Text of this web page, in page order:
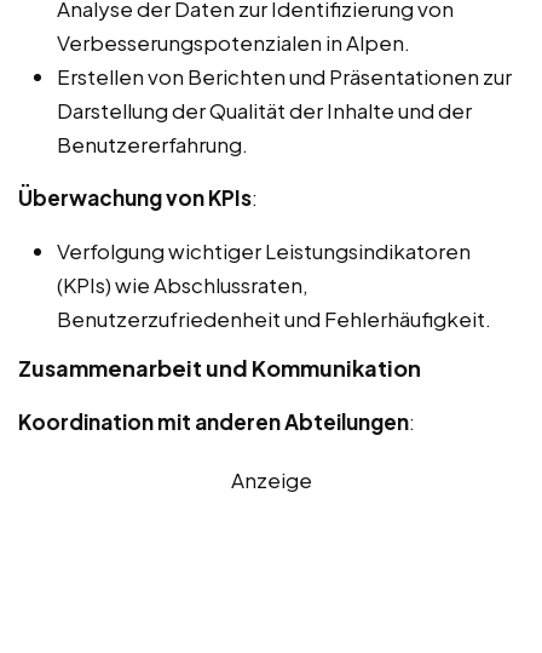
Analyse der Daten zur Identifizierung von
Verbesserungspotenzialen in Alpen.
Erstellen von Berichten und Präsentationen zur
Darstellung der Qualität der Inhalte und der
Benutzererfahrung.
Überwachung von KPIs:
Verfolgung wichtiger Leistungsindikatoren
(KPIs) wie Abschlussraten,
Benutzerzufriedenheit und Fehlerhäufigkeit.
Zusammenarbeit und Kommunikation
Koordination mit anderen Abteilungen:
Anzeige